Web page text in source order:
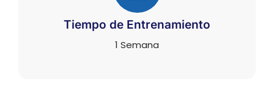
Tiempo de Entrenamiento
1 Semana